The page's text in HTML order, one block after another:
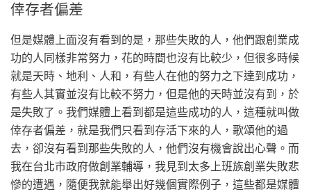
倖存者偏差
但是媒體上面沒有看到的是，那些失敗的人，他們跟創業成
功的人同樣非常努力，花的時間也沒有比較少，但很多時候
就是天時、地利、人和，有些人在他的努力之下達到成功，
有些人其實並沒有比較不努力，但是他的天時並沒有到，於
是失敗了。我們媒體上看到都是這些成功的人，這種就叫做
倖存者偏差，就是我們只看到存活下來的人，歌頌他的過
去，卻沒有看到那些失敗的人，他們沒有機會說出心聲。而
我在台北市政府做創業輔導，我見到太多上班族創業失敗悲
慘的遭遇，隨便我就能舉出好幾個實際例子，這些都是媒體